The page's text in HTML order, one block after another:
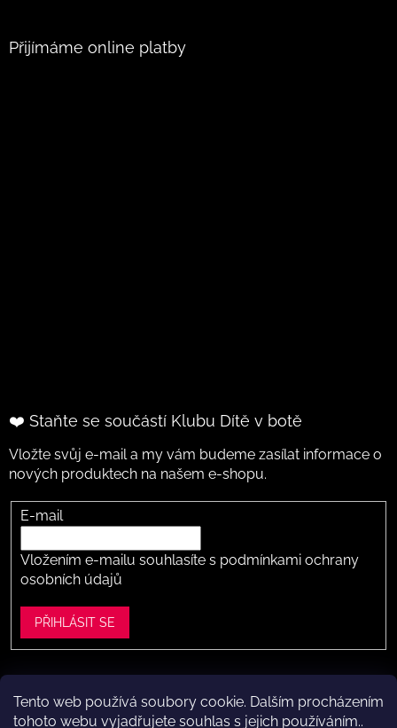
Tento web používá soubory cookie. Dalším procházením
tohoto webu vyjadřujete souhlas s jejich používáním..
Přijímáme online platby
❤️ Staňte se součástí Klubu Dítě v botě
Vložte svůj e-mail a my vám budeme zasílat informace o
nových produktech na našem e-shopu.
E-mail
Vložením e-mailu souhlasíte s podmínkami ochrany
osobních údajů
PŘIHLÁSIT SE
Vytvořil Shoptet